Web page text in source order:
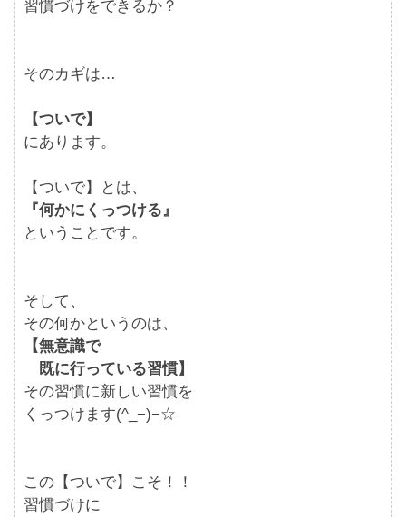
習慣づけをできるか？
そのカギは…
【ついで】
にあります。
【ついで】とは、
『何かにくっつける』
ということです。
そして、
その何かというのは、
【無意識で
既に行っている習慣】
その習慣に新しい習慣を
くっつけます(^_−)−☆
この【ついで】こそ！！
習慣づけに